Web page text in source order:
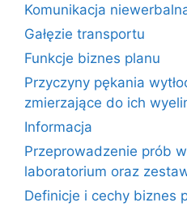
Komunikacja
Gałęzie transportu
Funkcje biznes planu
Przyczyny pękania
zmierzające do ich
Informacja
Przeprowadzenie prób
laboratorium oraz
Definicje i cechy biznes